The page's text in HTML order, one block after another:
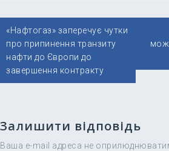
Навігація
записів
«Нафтогаз» заперечує чутки
про припинення транзиту
нафти до Європи до
завершення контракту
Залишити відповідь
Ваша e-mail адреса не